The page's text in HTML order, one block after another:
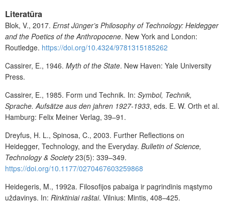
Literatūra
Blok, V., 2017. Ernst Jünger’s Philosophy of Technology: Heidegger
and the Poetics of the Anthropocene. New York and London:
Routledge. https://doi.org/10.4324/9781315185262
Cassirer, E., 1946. Myth of the State. New Haven: Yale University
Press.
Cassirer, E., 1985. Form und Technik. In: Symbol, Technik,
Sprache. Aufsätze aus den jahren 1927-1933, eds. E. W. Orth et al.
Hamburg: Felix Meiner Verlag, 39–91.
Dreyfus, H. L., Spinosa, C., 2003. Further Reflections on
Heidegger, Technology, and the Everyday. Bulletin of Science,
Technology & Society23(5): 339–349.
https://doi.org/10.1177/0270467603259868
Heidegeris, M., 1992a. Filosofijos pabaiga ir pagrindinis mąstymo
uždavinys. In: Rinktiniai raštai. Vilnius: Mintis, 408–425.